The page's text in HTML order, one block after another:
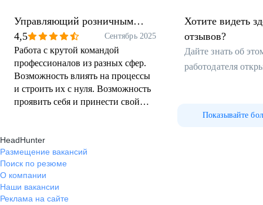
Управляющий розничным
направлением
4,5 Сентябрь 2025
Работа с крутой командой
профессионалов из разных сфер.
Возможность влиять на процессы
и строить их с нуля. Возможность
проявить себя и принести свой
обкатывать разные стратегии в
работе персонала.
Хотите видеть
отзывов?
Дайте знать об
работодателя
Показывайте
HeadHunter
Размещение вакансий
Поиск по резюме
О компании
Наши вакансии
Реклама на сайте